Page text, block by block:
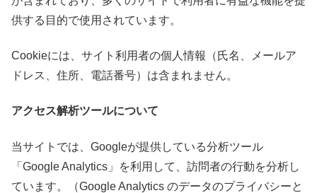
供する目的で使用されています。
Cookieには、サイト利用者の個人情報（氏名、メールア
ドレス、住所、電話番号）は含まれません。
アクセス解析ツールについて
当サイトでは、Googleが提供している分析ツール
「Google Analytics」を利用して、訪問者の行動を分析し
ています。（Google Analytics のデータのプライバシーと